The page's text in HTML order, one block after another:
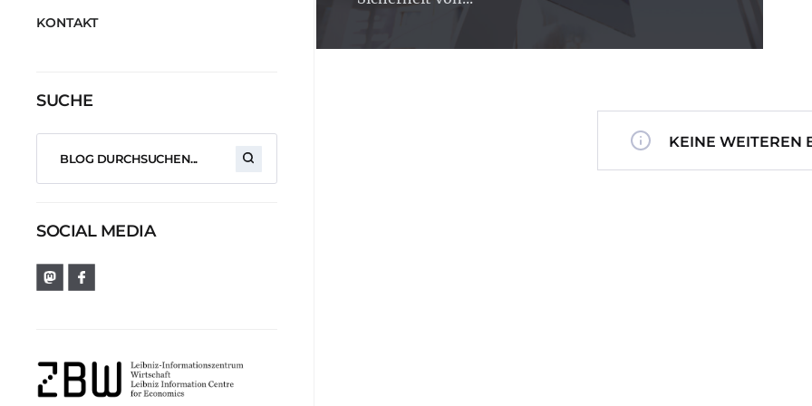
KEINE WEITEREN
KONTAKT
SUCHE
SOCIAL MEDIA